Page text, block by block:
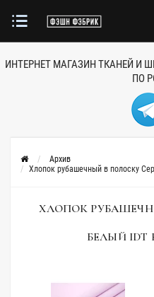
ИНТЕРНЕТ МАГАЗИН ТКАНЕЙ И
ПО
Архив
Хлопок рубашечный в полоску
ХЛОПОК
БЕЛЫЙ IDT